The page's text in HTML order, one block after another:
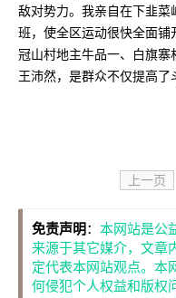
敌对势力。我亲自在下韭菜
班，使全区运动很快全面铺
冠山村地主牛品一、白旗
王沛然，是群众不仅提高了
上一页
免责声明 ： 本网站是公
来源于其它媒介，文章
定代表本网站观点。本
何侵犯个人权益和版权